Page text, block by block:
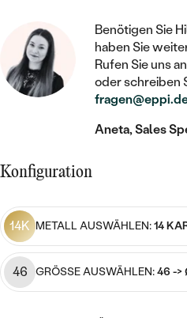
NACH PREIS
GÜNSTIG
LUXURIÖSE
FARBIGE
NACH EDELSTEIN
MIT DIAMANT
MIT LAB GROWN
MIT MOISSANIT
MIT FARBIGEN
MIT SCHWARZEN
BROSCHEN
SCHMUCKZUBEHÖR
PLATIN
NACH STEIN
NACH STEIN
MIT DIAMANT
MIT EDELSTEIN
PERLENOHRRINGE
NACH PREIS
PREISWERTE
LUXURIÖSE
KETTEN
HERZKETTEN
MIT TIEREN
MIT EDELSTEIN
PERLENKETTEN
PERSONALISIERT
NACH EDELSTEIN
MIT DIAMANT
MIT EDELSTEIN
PERLENRINGE
NACH PREIS
PREISWERTE
Benötigen Sie
haben Sie
Rufen Sie uns
oder schreiben
Aneta, Sales
Konfiguration
14K METALL AUSWÄHLEN:14
46 GRÖSSE AUSWÄHLEN:46 ->